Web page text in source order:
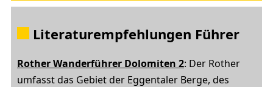
Literaturempfehlungen Führer
Rother Wanderführer Dolomiten 2: Der Rother
umfasst das Gebiet der Eggentaler Berge, des